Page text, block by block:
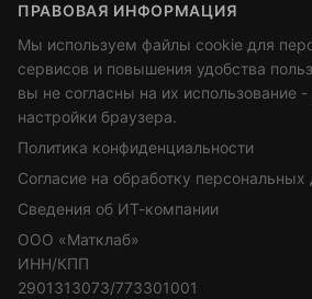
ПРАВОВАЯ ИНФОРМАЦИЯ
Мы используем файлы cookie для
сервисов и повышения удобства
вы не согласны на их использование
настройки браузера.
Политика конфиденциальности
Согласие на обработку
Сведения об ИТ-компании
ООО «Матклаб»
ИНН/КПП
2901313073/773301001